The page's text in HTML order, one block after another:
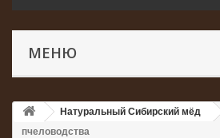
МЕНЮ
Натуральный Сибирский мёд
пчеловодства